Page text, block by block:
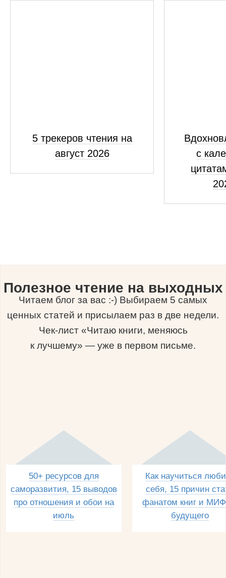
5 трекеров чтения на
август 2026
с
Полезное чтение на выходных
Читаем блог за вас :-) Выбираем 5 самых
ценных статей и присылаем раз в две недели.
Чек-лист «Читаю книги, меняюсь
к лучшему» — уже в первом письме.
50+ ресурсов для
саморазвития, 15 выводов
про отношения и обои на
июль
Как научиться
себя, 15 причин
фанатом книг и
будущего